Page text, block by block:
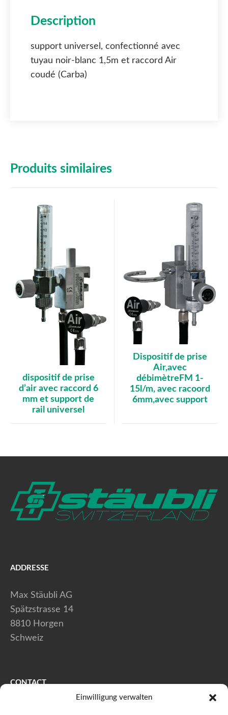
Einwilligung verwalten
Description
support universel, confectionné avec
tuyau noir-blanc 1,5m et raccord Air
coudé (Carba)
Produits similaires
dispositif de prise
d’air avec raccord 6
mm et support de
rail universel
Dispositif de prise
Air,avec
débimètreFM 1-
15l/m, avec racoord
6mm,avec support
ADDRESSE
Max Stäubli AG
Spätzstrasse 14
8810 Horgen
Schweiz
CONTACT